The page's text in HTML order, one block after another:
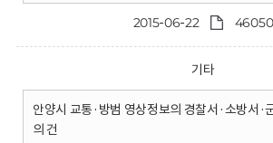
2015-06-22 46050
기타
안양시 교통·방범 영상정보의 경찰서·소방서·
의 건